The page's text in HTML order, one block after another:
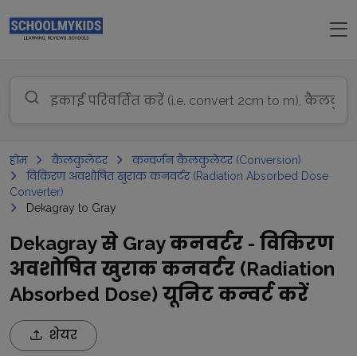
होम कैलकुलेटर
कन्वर्जन कैलकुलेटर (Conversion)
विकिरण अवशोषित खुराक कनवर्टर (Radiation Absorbed Dose
Converter)
Dekagray to Gray
Dekagray से Gray कनवर्टर - विकिरण
अवशोषित खुराक कनवर्टर (Radiation
Absorbed Dose) यूनिट कन्वर्ट करें
शेयर